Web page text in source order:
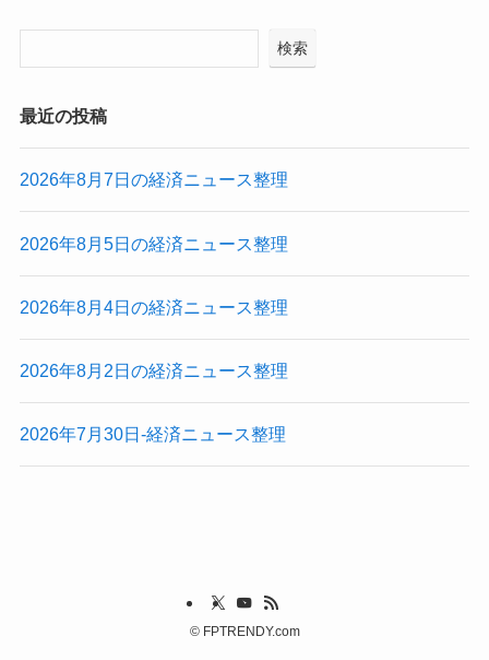
検索
最近の投稿
2026年8月7日の経済ニュース整理
2026年8月5日の経済ニュース整理
2026年8月4日の経済ニュース整理
2026年8月2日の経済ニュース整理
2026年7月30日-経済ニュース整理
©FPTRENDY.com